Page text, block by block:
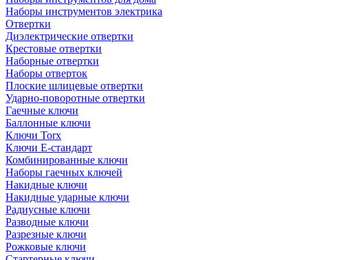
Наборы инструментов электрика
Отвертки
Диэлектрические отвертки
Крестовые отвертки
Наборные отвертки
Наборы отверток
Плоские шлицевые отвертки
Ударно-поворотные отвертки
Гаечные ключи
Баллонные ключи
Ключи Torx
Ключи Е-стандарт
Комбинированные ключи
Наборы гаечных ключей
Накидные ключи
Накидные ударные ключи
Радиусные ключи
Разводные ключи
Разрезные ключи
Рожковые ключи